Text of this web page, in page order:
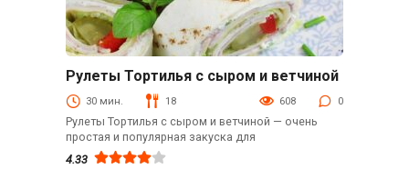
Быстрые рецепты
Рулеты Тортилья с сыром и ветчиной
30 мин. 18 608 0
Рулеты Тортилья с сыром и ветчиной — очень
простая и популярная закуска для
4.33